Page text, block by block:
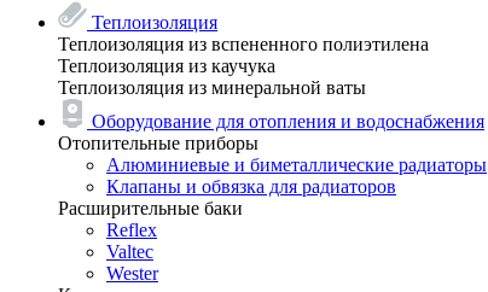
Теплоизоляция
Теплоизоляция из вспененного полиэтилена
Теплоизоляция из каучука
Теплоизоляция из минеральной ваты
Оборудование для отопления и водоснабжения
Отопительные приборы
Алюминиевые и биметаллические радиаторы
Клапаны и обвязка для радиаторов
Расширительные баки
Reflex
Valtec
Wester